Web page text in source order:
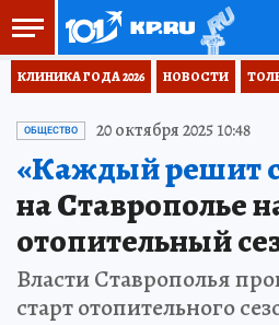
КЛИНИКА ГОДА 2026 НОВОСТИ
ОБЩЕСТВО 20 октября 2025 10:48
«Каждый решит
на Ставрополье
отопительный
Власти Ставрополья
старт отопительного